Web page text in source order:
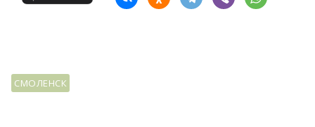
СМОЛЕНСК